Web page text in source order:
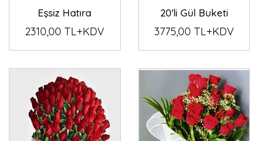
Eşsiz Hatıra
2310,00 TL+KDV
20'li Gül Buketi
3775,00 TL+KDV